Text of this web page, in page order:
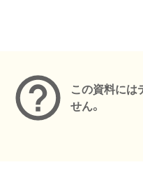
この資料には
せん。